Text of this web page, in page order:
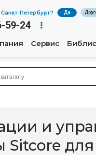
Санкт-Петербург? Да
59-24
Сервис
и